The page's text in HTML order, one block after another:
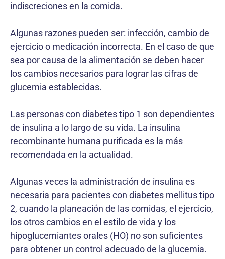
indiscreciones en la comida.
Algunas razones pueden ser: infección, cambio de
ejercicio o medicación incorrecta. En el caso de que
sea por causa de la alimentación se deben hacer
los cambios necesarios para lograr las cifras de
glucemia establecidas.
Las personas con diabetes tipo 1 son dependientes
de insulina a lo largo de su vida. La insulina
recombinante humana purificada es la más
recomendada en la actualidad.
Algunas veces la administración de insulina es
necesaria para pacientes con diabetes mellitus tipo
2, cuando la planeación de las comidas, el ejercicio,
los otros cambios en el estilo de vida y los
hipoglucemiantes orales (HO) no son suficientes
para obtener un control adecuado de la glucemia.